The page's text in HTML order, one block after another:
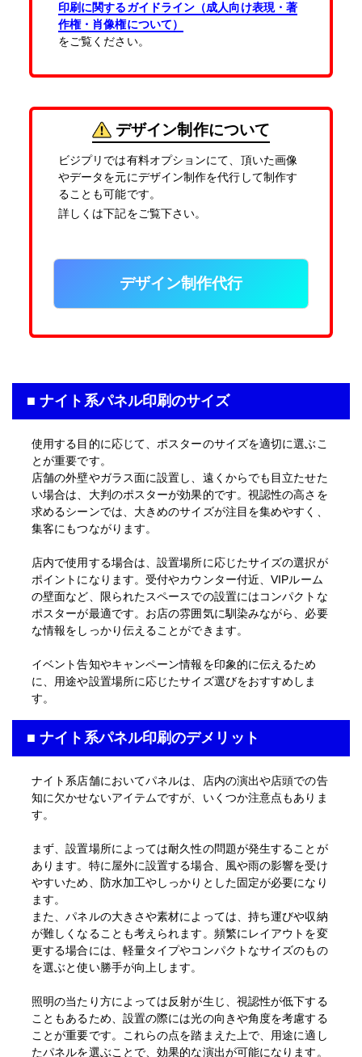
特急便 円
A3(297mm×420mm)
▶ その他の仕様
入稿・校了から3日後発送
激安便
16時までの入稿・校了で当日発送
円
特急便
A4サイズ パネル(白)
半光沢紙＋マットラミ＋7mmスチレンパネル
サイズ A4(210mm×297mm)
▶ その他の仕様
入稿・校了から3日後発送
激安便 円
16時までの入稿・校了で当日発送
通常便 円
入稿・校了から3時間（要確認）
A5サイズ パネル(白)
半光沢紙＋マットラミ＋7mmスチレンパネル
▶ その他の仕様
入稿・校了から3日後発送
激安便
16時までの入稿・校了で当日発送
印刷に関するガイドライン（成人向け表現・著
作権・肖像権について）
をご覧ください。
デザイン制作について
ビジプリでは有料オプションにて、頂いた画像
やデータを元にデザイン制作を代行して制作す
ることも可能です。
詳しくは下記をご覧下さい。
デザイン制作代行
■ ナイト系パネル印刷のサイズ
使用する目的に応じて、ポスターのサイズを適切に選ぶこ
とが重要です。
店舗の外壁やガラス面に設置し、遠くからでも目立たせた
い場合は、大判のポスターが効果的です。視認性の高さを
求めるシーンでは、大きめのサイズが注目を集めやすく、
集客にもつながります。
店内で使用する場合は、設置場所に応じたサイズの選択が
ポイントになります。受付やカウンター付近、VIPルーム
の壁面など、限られたスペースでの設置にはコンパクトな
ポスターが最適です。お店の雰囲気に馴染みながら、必要
な情報をしっかり伝えることができます。
イベント告知やキャンペーン情報を印象的に伝えるため
に、用途や設置場所に応じたサイズ選びをおすすめしま
す。
■ ナイト系パネル印刷のデメリット
ナイト系店舗においてパネルは、店内の演出や店頭での告
知に欠かせないアイテムですが、いくつか注意点もありま
す。
まず、設置場所によっては耐久性の問題が発生することが
あります。特に屋外に設置する場合、風や雨の影響を受け
やすいため、防水加工やしっかりとした固定が必要になり
ます。
また、パネルの大きさや素材によっては、持ち運びや収納
が難しくなることも考えられます。頻繁にレイアウトを変
更する場合には、軽量タイプやコンパクトなサイズのもの
を選ぶと使い勝手が向上します。
照明の当たり方によっては反射が生じ、視認性が低下する
こともあるため、設置の際には光の向きや角度を考慮する
ことが重要です。これらの点を踏まえた上で、用途に適し
たパネルを選ぶことで、効果的な演出が可能になります。